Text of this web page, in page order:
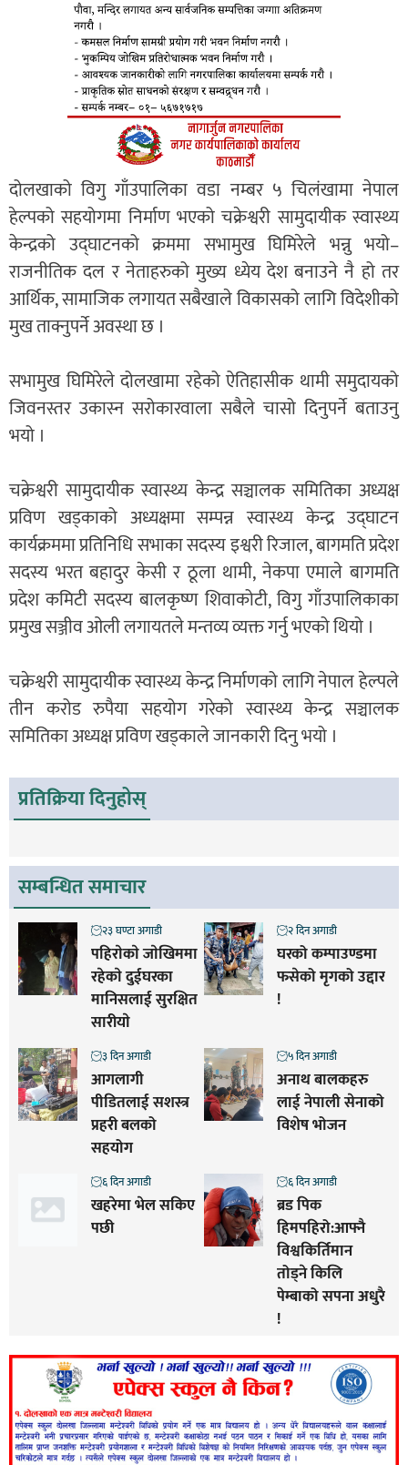
दोलखाको विगु गाँउपालिका वडा नम्बर ५ चिलंखामा नेपाल
हेल्पको सहयोगमा निर्माण भएको चक्रेश्वरी सामुदायीक स्वास्थ्य
केन्द्रको उद्घाटनको क्रममा सभामुख घिमिरेले भन्नु भयो–
राजनीतिक दल र नेताहरुको मुख्य ध्येय देश बनाउने नै हो तर
आर्थिक, सामाजिक लगायत सबैखाले विकासको लागि विदेशीको
मुख ताक्नुपर्ने अवस्था छ ।
सभामुख घिमिरेले दोलखामा रहेको ऐतिहासीक थामी समुदायको
जिवनस्तर उकास्न सरोकारवाला सबैले चासो दिनुपर्ने बताउनु
भयो ।
चक्रेश्वरी सामुदायीक स्वास्थ्य केन्द्र सञ्चालक समितिका अध्यक्ष
प्रविण खड्काको अध्यक्षमा सम्पन्न स्वास्थ्य केन्द्र उद्घाटन
कार्यक्रममा प्रतिनिधि सभाका सदस्य इश्वरी रिजाल, बागमति प्रदेश
सदस्य भरत बहादुर केसी र ठूला थामी, नेकपा एमाले बागमति
प्रदेश कमिटी सदस्य बालकृष्ण शिवाकोटी, विगु गाँउपालिकाका
प्रमुख सञ्जीव ओली लगायतले मन्तव्य व्यक्त गर्नु भएको थियो ।
चक्रेश्वरी सामुदायीक स्वास्थ्य केन्द्र निर्माणको लागि नेपाल हेल्पले
तीन करोड रुपैया सहयोग गरेको स्वास्थ्य केन्द्र सञ्चालक
समितिका अध्यक्ष प्रविण खड्काले जानकारी दिनु भयो ।
प्रतिक्रिया दिनुहोस्
सम्बन्धित समाचार
पहिराेकाे जाेखिममा
रहेकाे दुईघरका
मानिसलाई सुरक्षित
सारीयाे
२३ घण्टा अगाडी
घरको कम्पाउण्डमा
फसेको मृगको उद्दार
!
२ दिन अगाडी
आगलागी
पीडितलाई सशस्त्र
प्रहरी बलको
सहयोग
३ दिन अगाडी
अनाथ बालकहरु
लाई नेपाली सेनाको
विशेष भोजन
५ दिन अगाडी
खहरेमा भेल सकिए
पछी
६ दिन अगाडी
ब्रड पिक
हिमपहिरो:आफ्नै
विश्वकिर्तिमान
तोड्ने किलि
पेम्बाको सपना अधुरै
!
६ दिन अगाडी